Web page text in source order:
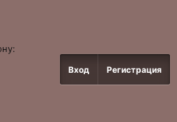
Вход Регистрация